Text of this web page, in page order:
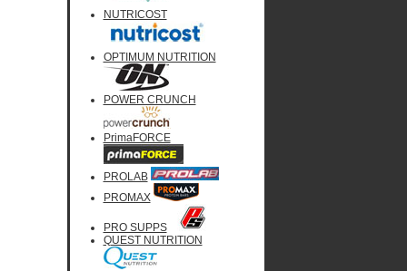
NUTRICOST
OPTIMUM NUTRITION
POWER CRUNCH
PrimaFORCE
PROLAB
PROMAX
PRO SUPPS
QUEST NUTRITION